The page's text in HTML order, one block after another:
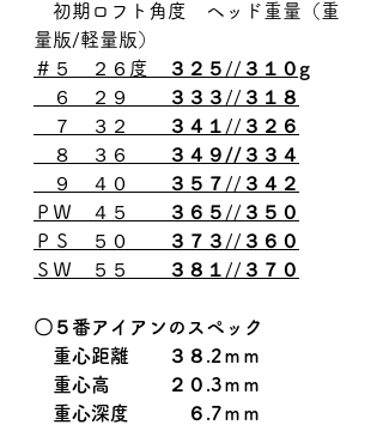
初期ロフト角度　ヘッド重量（重
量版/軽量版）
＃５　２６度
３２５ // ３１０g
６　２９
３３３ // ３１８
７　３２
３４１ // ３２６
８　３６
３４９//３３４
９　４０
３５７ // ３４２
ＰＷ　４５
３６５ // ３５０
ＰＳ　５０
３７３ // ３６０
ＳＷ　５５
３８１ // ３７０
〇５番アイアンのスペック
重心距離　　３８.2ｍｍ
重心高　　　２０.3ｍｍ
重心深度　　　６.7ｍｍ